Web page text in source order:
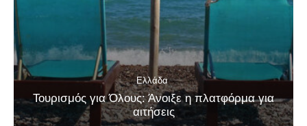
Ελλάδα
Τουρισμός για Όλους: Άνοιξε η πλατφόρμα για
αιτήσεις